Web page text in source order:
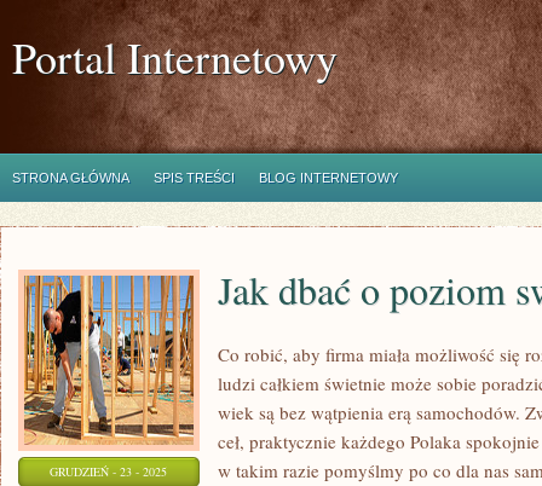
Portal Internetowy
STRONA GŁÓWNA SPIS TREŚCI BLOG INTERNETOWY
GRUDZIEŃ - 23 - 2025
Jak dbać o poziom
Co robić, aby firma miała możliwość się
ludzi całkiem świetnie może sobie
wiek są bez wątpienia erą samochodów.
ceł, praktycznie każdego Polaka
w takim razie pomyślmy po co dla nas